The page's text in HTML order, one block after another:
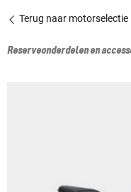
Terug naar motorselectie
Reserveonderdelen en